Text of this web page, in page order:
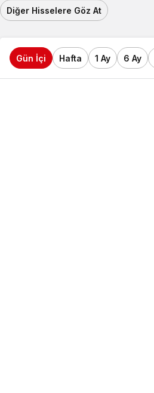
Diğer Hisselere Göz At
Gün İçi Hafta 1 Ay 6 Ay